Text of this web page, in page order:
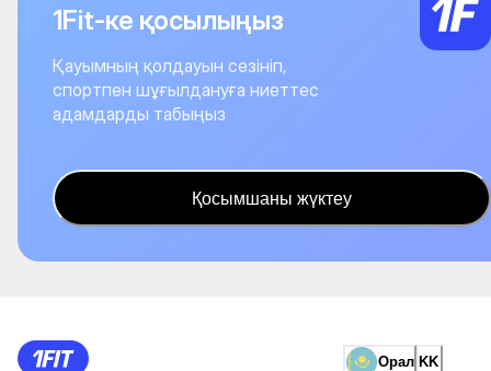
1Fit-ке қосылыңыз
Қауымның қолдауын сезініп,
спортпен шұғылдануға ниеттес
адамдарды табыңыз
Қосымшаны жүктеу
Орал KK